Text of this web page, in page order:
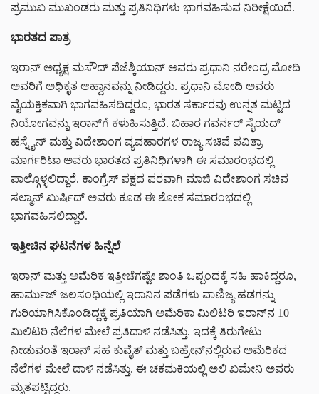
ಪ್ರಮುಖ ಮುಖಂಡರು ಮತ್ತು ಪ್ರತಿನಿಧಿಗಳು ಭಾಗವಹಿಸುವ ನಿರೀಕ್ಷೆಯಿದೆ.
ಭಾರತದ ಪಾತ್ರ
ಇರಾನ್ ಅಧ್ಯಕ್ಷ ಮಸೌದ್ ಪೆಜೆಶ್ಕಿಯಾನ್ ಅವರು ಪ್ರಧಾನಿ ನರೇಂದ್ರ ಮೋದಿ
ಅವರಿಗೆ ಅಧಿಕೃತ ಆಹ್ವಾನವನ್ನು ನೀಡಿದ್ದರು. ಪ್ರಧಾನಿ ಮೋದಿ ಅವರು
ವೈಯಕ್ತಿಕವಾಗಿ ಭಾಗವಹಿಸದಿದ್ದರೂ, ಭಾರತ ಸರ್ಕಾರವು ಉನ್ನತ ಮಟ್ಟದ
ನಿಯೋಗವನ್ನು ಇರಾನ್‌ಗೆ ಕಳುಹಿಸುತ್ತಿದೆ. ಬಿಹಾರ ಗವರ್ನರ್ ಸೈಯದ್
ಹಸ್ನೈನ್ ಮತ್ತು ವಿದೇಶಾಂಗ ವ್ಯವಹಾರಗಳ ರಾಜ್ಯ ಸಚಿವೆ ಪವಿತ್ರಾ
ಮಾರ್ಗರಿಟಾ ಅವರು ಭಾರತದ ಪ್ರತಿನಿಧಿಗಳಾಗಿ ಈ ಸಮಾರಂಭದಲ್ಲಿ
ಪಾಲ್ಗೊಳ್ಳಲಿದ್ದಾರೆ. ಕಾಂಗ್ರೆಸ್ ಪಕ್ಷದ ಪರವಾಗಿ ಮಾಜಿ ವಿದೇಶಾಂಗ ಸಚಿವ
ಸಲ್ಮಾನ್ ಖುರ್ಷಿದ್ ಅವರು ಕೂಡ ಈ ಶೋಕ ಸಮಾರಂಭದಲ್ಲಿ
ಭಾಗವಹಿಸಲಿದ್ದಾರೆ.
ಇತ್ತೀಚಿನ ಘಟನೆಗಳ ಹಿನ್ನೆಲೆ
ಇರಾನ್ ಮತ್ತು ಅಮೆರಿಕ ಇತ್ತೀಚೆಗಷ್ಟೇ ಶಾಂತಿ ಒಪ್ಪಂದಕ್ಕೆ ಸಹಿ ಹಾಕಿದ್ದರೂ,
ಹಾರ್ಮುಜ್ ಜಲಸಂಧಿಯಲ್ಲಿ ಇರಾನಿನ ಪಡೆಗಳು ವಾಣಿಜ್ಯ ಹಡಗನ್ನು
ಗುರಿಯಾಗಿಸಿಕೊಂಡಿದ್ದಕ್ಕೆ ಪ್ರತಿಯಾಗಿ ಅಮೆರಿಕಾ ಮಿಲಿಟರಿ ಇರಾನ್‌ನ 10
ಮಿಲಿಟರಿ ನೆಲೆಗಳ ಮೇಲೆ ಪ್ರತಿದಾಳಿ ನಡೆಸಿತ್ತು. ಇದಕ್ಕೆ ತಿರುಗೇಟು
ನೀಡುವಂತೆ ಇರಾನ್ ಸಹ ಕುವೈತ್ ಮತ್ತು ಬಹ್ರೇನ್‌ನಲ್ಲಿರುವ ಅಮೆರಿಕದ
ನೆಲೆಗಳ ಮೇಲೆ ದಾಳಿ ನಡೆಸಿತ್ತು. ಈ ಚಕಮಕಿಯಲ್ಲಿ ಅಲಿ ಖಮೇನಿ ಅವರು
ಮೃತಪಟ್ಟಿದ್ದರು.